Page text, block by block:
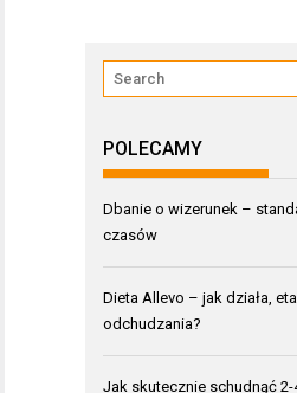
POLECAMY
Dbanie o wizerunek –
czasów
Dieta Allevo – jak działa,
odchudzania?
Jak skutecznie schudnąć